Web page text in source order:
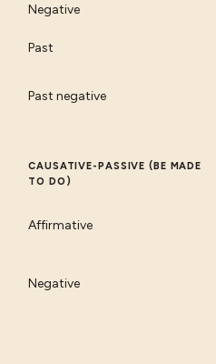
Negative
Past
Past negative
CAUSATIVE-PASSIVE (BE MADE
TO DO)
Affirmative
Negative